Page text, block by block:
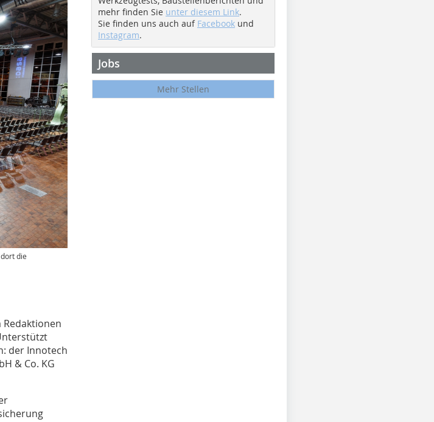
die
der Innotech
& Co. KG
mehr finden Sie unter diesem Link.
Sie finden uns auch auf Facebook und
Instagram.
Jobs
Mehr Stellen